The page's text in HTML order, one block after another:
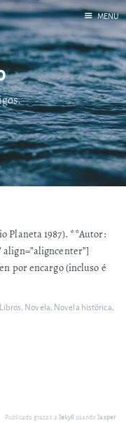
Inicio
Correr
Fediverso
Libros
Foto
Acerca de
MENU
Planeta 1987). **Autor:
por encargo (incluso é
Libros, Novela, Novela histórica,
Publicado grazas a Jekyll usandoJasper